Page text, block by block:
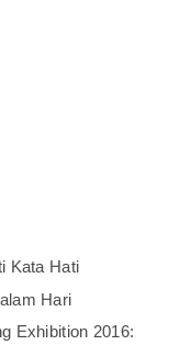
Kata Hati
Hari
Exhibition 2016: